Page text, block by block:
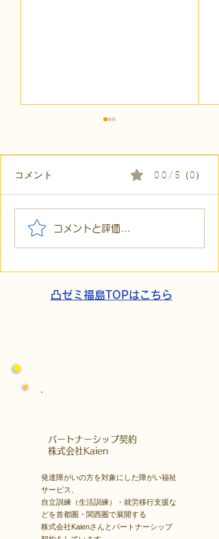
【代表ブログ】「目の前
の小石」と自立への伴
コメント 0.0 / 5（0）
コメントと評価...
凸ゼミ福島TOPはこちら
​パートナーシップ契約
​株式会社Kaien
発達障がいの方を対象にした障がい福祉
サービス、
自立訓練（生活訓練）・就労移行支援な
どを首都圏・関西圏で展開する
株式会社Kaienさんとパートナーシップ